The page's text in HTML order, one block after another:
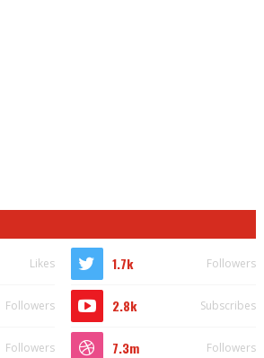
Likes 1.7k Followers
Followers 2.8k Subscribes
Followers 7.3m Followers